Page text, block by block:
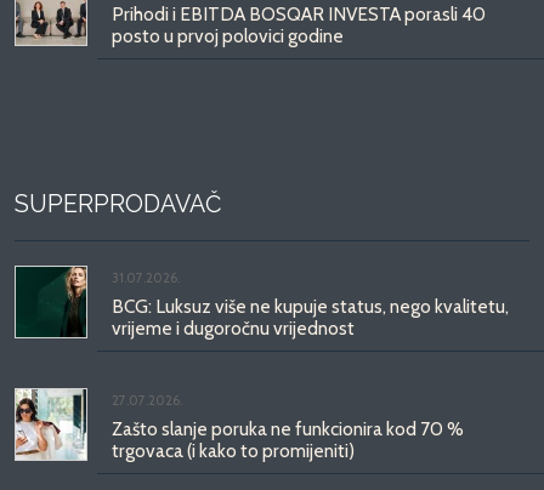
Prihodi i EBITDA BOSQAR INVESTA porasli 40
posto u prvoj polovici godine
SUPERPRODAVAČ
31.07.2026.
BCG: Luksuz više ne kupuje status, nego kvalitetu,
vrijeme i dugoročnu vrijednost
27.07.2026.
Zašto slanje poruka ne funkcionira kod 70 %
trgovaca (i kako to promijeniti)